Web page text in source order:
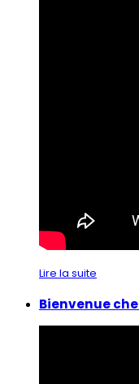
Lire la suite
Bienvenue